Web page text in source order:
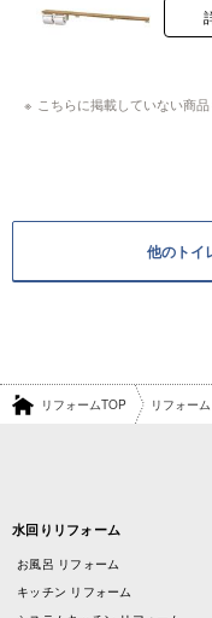
こちらに掲載していない商
他のトイ
リフォームTOP リフォーム
水回りリフォーム
お風呂 リフォーム
キッチン リフォーム